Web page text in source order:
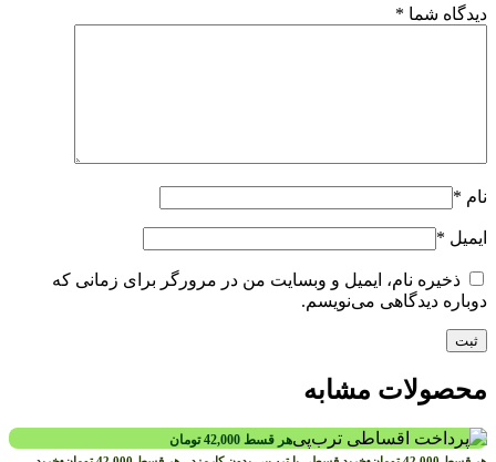
دیدگاه شما *
نام *
ایمیل *
ذخیره نام، ایمیل و وبسایت من در مرورگر برای زمانی که
دوباره دیدگاهی می‌نویسم.
محصولات مشابه
هر قسط 42,000 تومان